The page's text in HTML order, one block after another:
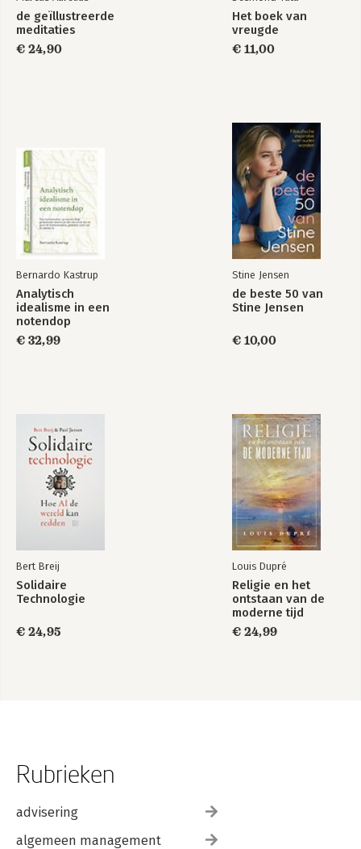
de geïllustreerde
meditaties
€ 24,90
Het boek van
vreugde
€ 11,00
Bernardo Kastrup
Analytisch
idealisme in een
notendop
€ 32,99
Stine Jensen
de beste 50 van
Stine Jensen
€ 10,00
Bert Breij
Solidaire
Technologie
€ 24,95
Louis Dupré
Religie en het
ontstaan van de
moderne tijd
€ 24,99
Rubrieken
advisering
algemeen management